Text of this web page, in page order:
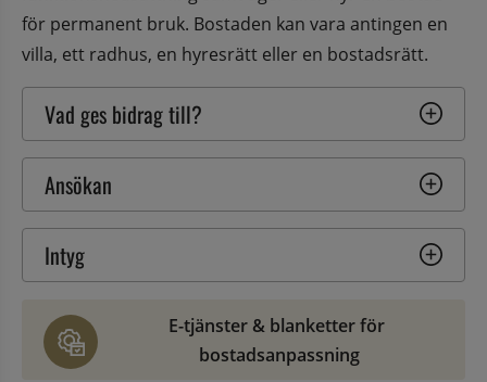
för permanent bruk. Bostaden kan vara antingen en
villa, ett radhus, en hyresrätt eller en bostadsrätt.
Vad ges bidrag till?
Ansökan
Intyg
E-tjänster & blanketter för
bostadsanpassning